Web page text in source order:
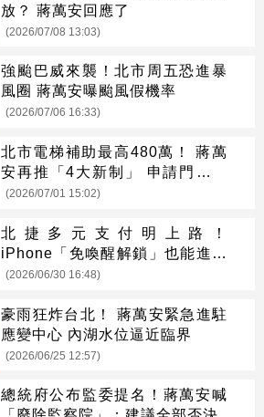
放？ 蔣萬安回應了
(2026/07/08 13:03)
強颱巴威來襲！北市周五恐進暴
風圈 蔣萬安曝颱風假機率
(2026/07/06 16:33)
北市電梯補助最高480萬！ 蔣萬
安再推「4大新制」 申請門檻更
低
(2026/07/01 15:02)
北捷多元支付明上路！
iPhone「免喚醒解鎖」也能進出
站
(2026/06/30 16:48)
豪雨狂炸台北！ 蔣萬安緊急進駐
應變中心 內湖水位逼近臨界
(2026/06/25 12:57)
總統府公布監委提名！蔣萬安喊